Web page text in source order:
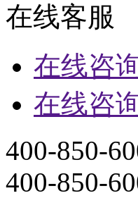
在线客服
在线咨
在线咨
400-850-
400-850-